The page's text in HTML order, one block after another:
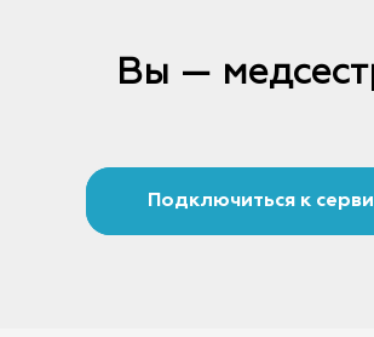
Вы —
Подключиться к